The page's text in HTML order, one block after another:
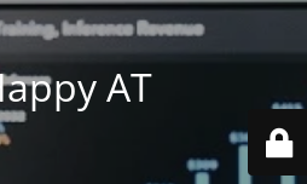
AT